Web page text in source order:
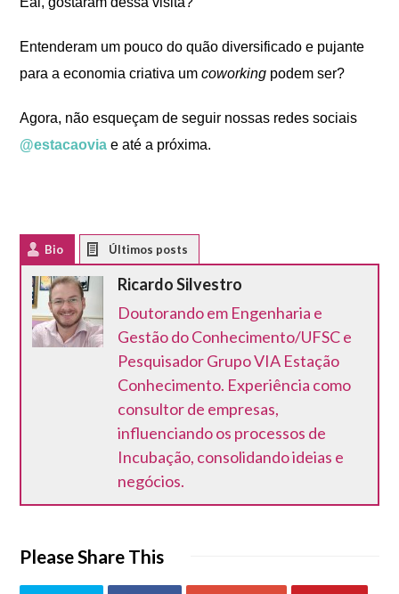
Entenderam um pouco do quão diversificado e pujante
para a economia criativa umcoworking podem ser?
Agora, não esqueçam de seguir nossas redes sociais
@estacaovia e até a próxima.
Bio
Ricardo Silvestro
Doutorando em Engenharia e
Gestão do Conhecimento/UFSC e
Pesquisador Grupo VIA Estação
Conhecimento. Experiência como
consultor de empresas,
influenciando os processos de
Incubação, consolidando ideias e
negócios.
Please Share This